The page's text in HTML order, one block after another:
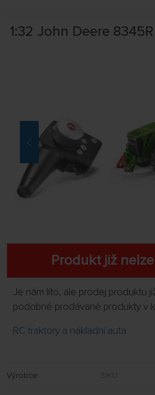
1:32 John Deere
Produkt již
Je nám líto, ale prodej produktu
podobné prodávané produkty v
RC traktory a nákladní auta
Výrobce: SIKU